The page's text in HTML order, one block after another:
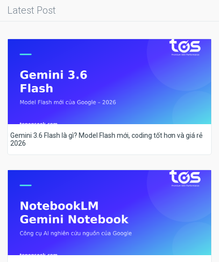
Latest Post
Gemini 3.6 Flash là gì? Model Flash mới, coding tốt hơn và giá rẻ
2026